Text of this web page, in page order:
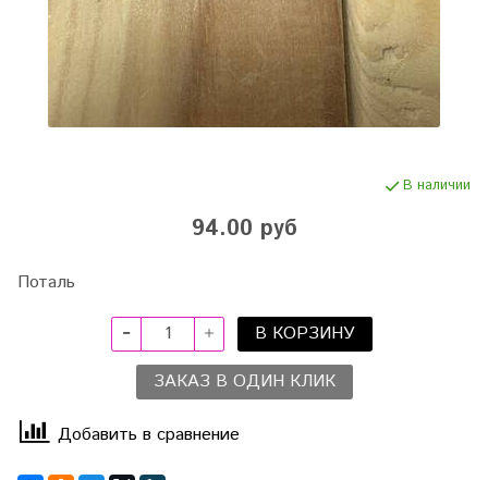
В наличии
94.00 руб
Поталь
В КОРЗИНУ
ЗАКАЗ В ОДИН КЛИК
Добавить в сравнение